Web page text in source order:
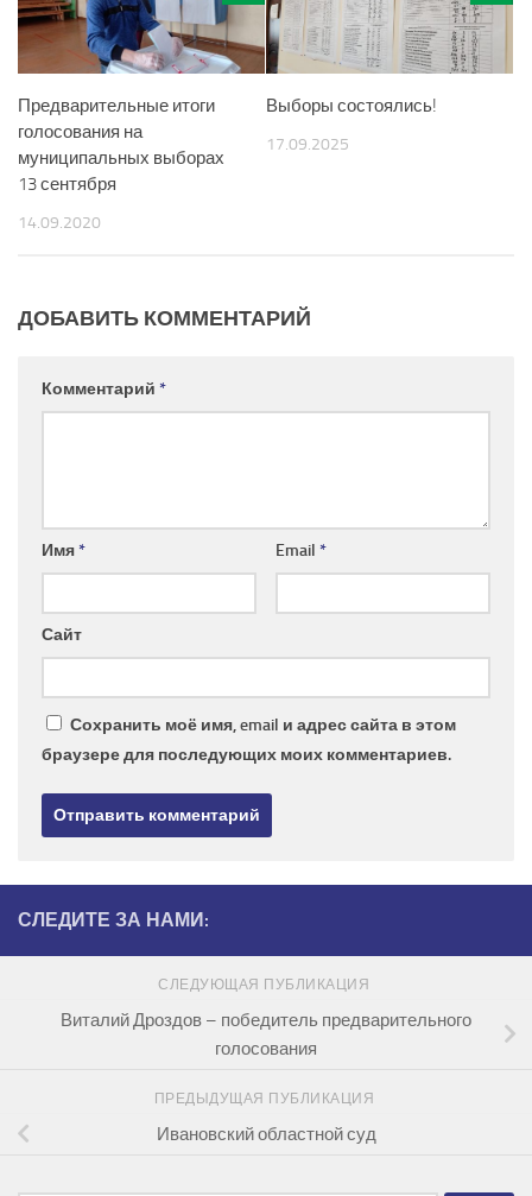
Предварительные итоги
голосования на
муниципальных выборах
13 сентября
14.09.2020
Выборы состоялись!
17.09.2025
ДОБАВИТЬ КОММЕНТАРИЙ
Комментарий *
Имя* Email *
Сайт
Сохранить моё имя, email и адрес сайта в этом
браузере для последующих моих комментариев.
СЛЕДИТЕ ЗА НАМИ:
СЛЕДУЮЩАЯ ПУБЛИКАЦИЯ
Виталий Дроздов – победитель предварительного
голосования
ПРЕДЫДУЩАЯ ПУБЛИКАЦИЯ
Ивановский областной суд